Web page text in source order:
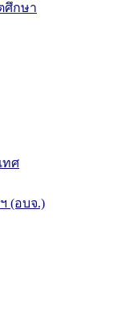
ศึกษา
ทศ
(อบจ.)